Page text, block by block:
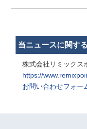
当ニュースに関す
株式会社リミックス
https://
お問い合わせフォー